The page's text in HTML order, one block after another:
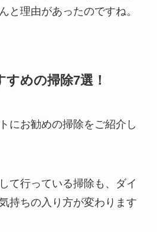
と理由があったのですね。
めの掃除7選！
にお勧めの掃除をご紹介し
て行っている掃除も、ダイ
持ちの入り方が変わります